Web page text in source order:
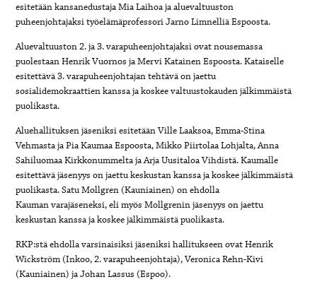
esitetään kansanedustaja Mia Laihoa ja aluevaltuuston
puheenjohtajaksi työelämäprofessori Jarno LimnelliäEspoosta.
Aluevaltuuston 2. ja 3. varapuheenjohtajaksi ovat nousemassa
puolestaan Henrik Vuornos ja Mervi Katainen Espoosta. Kataiselle
esitettävä 3. varapuheenjohtajan tehtävä on jaettu
sosialidemokraattien kanssa ja koskee valtuustokauden jälkimmäistä
puolikasta.
Aluehallituksen jäseniksi esitetään Ville Laaksoa, Emma-Stina
Vehmasta ja Pia KaumaaEspoosta, Mikko Piirtolaa Lohjalta, Anna
Sahiluomaa Kirkkonummelta ja Arja UusitaloaVihdistä. Kaumalle
esitettävä jäsenyys on jaettu keskustan kanssa ja koskee jälkimmäistä
puolikasta.Satu Mollgren (Kauniainen) on ehdolla
Kauman varajäseneksi, eli myös Mollgrenin jäsenyys on jaettu
keskustan kanssa ja koskee jälkimmäistä puolikasta.
RKP:stä ehdolla varsinaisiksi jäseniksi hallitukseen ovat Henrik
Wickström (Inkoo, 2. varapuheenjohtaja), Veronica Rehn-Kivi
(Kauniainen) ja Johan Lassus (Espoo).